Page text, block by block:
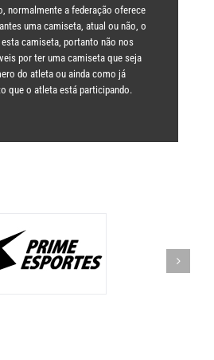
normalmente a federação oferece
uma camiseta, atual ou não, o
camiseta, portanto não nos
por ter uma camiseta que seja
do atleta ou ainda como já
que o atleta está participando.